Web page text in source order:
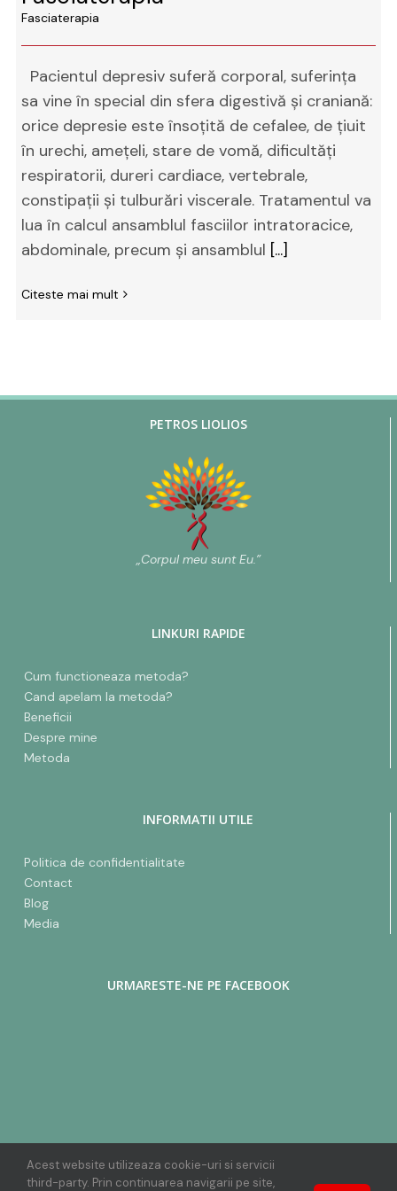
Fasciaterapia
Pacientul depresiv suferă corporal, suferinţa
sa vine în special din sfera digestivă şi craniană:
orice depresie este însoţită de cefalee, de ţiuit
în urechi, ameţeli, stare de vomă, dificultăţi
respiratorii, dureri cardiace, vertebrale,
constipaţii şi tulburări viscerale. Tratamentul va
lua în calcul ansamblul fasciilor intratoracice,
abdominale, precum şi ansamblul [...]
Citeste mai mult
PETROS LIOLIOS
„Corpul meu sunt Eu.”
LINKURI RAPIDE
Cum functioneaza metoda?
Cand apelam la metoda?
Beneficii
Despre mine
Metoda
INFORMATII UTILE
Politica de confidentialitate
Contact
Blog
Media
URMARESTE-NE PE FACEBOOK
Acest website utilizeaza cookie-uri si servicii
third-party. Prin continuarea navigarii pe site,